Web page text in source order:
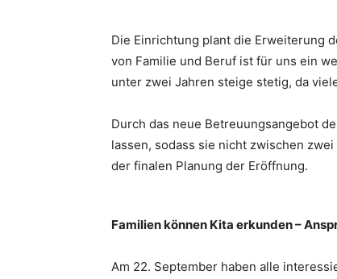
Die Einrichtung plant die Erweiterung
von Familie und Beruf ist für uns ein
unter zwei Jahren steige stetig, da
Durch das neue Betreuungsangebot
lassen, sodass sie nicht zwischen
der finalen Planung der Eröffnung.
Familien können Kita erkunden –
Am 22. September haben alle